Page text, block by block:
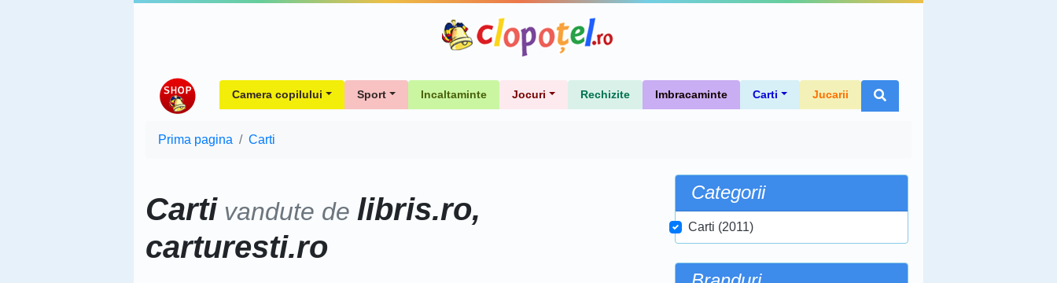
Camera copilului Sport Incaltaminte Jocuri Rechizite Imbracaminte Carti Jucarii
Prima pagina Carti
Carti vandute de libris.ro,
carturesti.ro
Categorii
Carti (2011)